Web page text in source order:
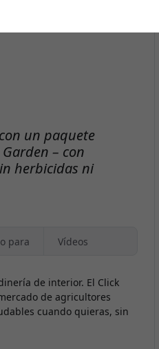
un paquete
– con
herbicidas ni
para Vídeos
de interior. El Click
de agricultores
cuando quieras, sin